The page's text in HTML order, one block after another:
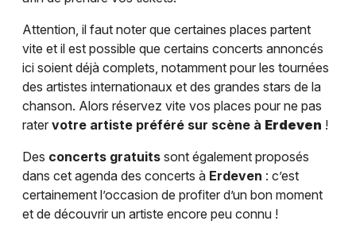
Attention, il faut noter que certaines places partent
vite et il est possible que certains concerts annoncés
ici soient déjà complets, notamment pour les tournées
des artistes internationaux et des grandes stars de la
chanson. Alors réservez vite vos places pour ne pas
rater votre artiste préféré sur scène à Erdeven !
Des concerts gratuits sont également proposés
dans cet agenda des concerts à Erdeven : c’est
certainement l’occasion de profiter d’un bon moment
et de découvrir un artiste encore peu connu !